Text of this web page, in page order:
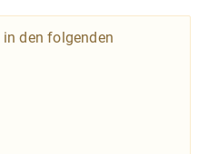
den folgenden